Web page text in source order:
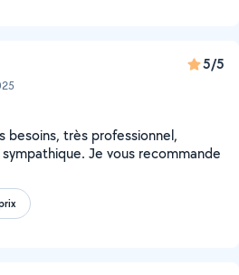
5/5
besoins, très professionnel,
Je vous recommande